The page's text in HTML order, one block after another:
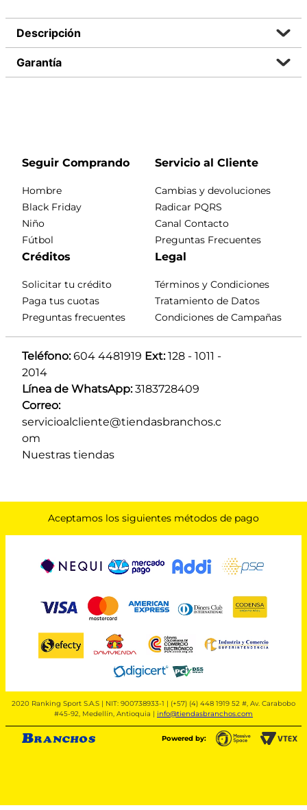
Descripción
Garantía
Seguir Comprando
Hombre
Black Friday
Niño
Fútbol
Servicio al Cliente
Cambias y devoluciones
Radicar PQRS
Canal Contacto
Preguntas Frecuentes
Créditos
Solicitar tu crédito
Paga tus cuotas
Preguntas frecuentes
Legal
Términos y Condiciones
Tratamiento de Datos
Condiciones de Campañas
Teléfono: 604 4481919 Ext: 128 - 1011 -
2014
Línea de WhatsApp: 3183728409
Correo:
servicioalcliente@tiendasbranchos.c
om
Nuestras tiendas
Aceptamos los siguientes métodos de pago
2020 Ranking Sport S.A.S | NIT: 900738933-1 | (+57) (4) 448 1919 52 #, Av. Carabobo
#45-92, Medellín, Antioquia | info@tiendasbranchos.com
Powered by: